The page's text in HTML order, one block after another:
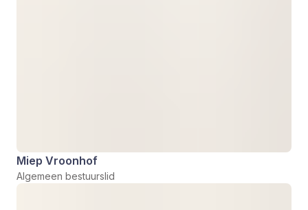
Miep Vroonhof
Algemeen bestuurslid